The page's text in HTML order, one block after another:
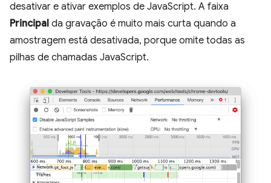
desativar e ativar exemplos de JavaScript. A faixa
Principal da gravação é muito mais curta quando a
amostragem está desativada, porque omite todas as
pilhas de chamadas JavaScript.